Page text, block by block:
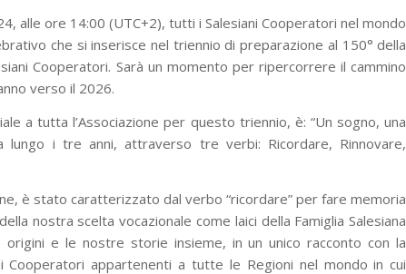
alle ore 14:00 (UTC+2), tutti i Salesiani Cooperatori nel mondo
che si inserisce nel triennio di preparazione al 150° della
Cooperatori. Sarà un momento per ripercorrere il cammino
verso il 2026.
a tutta l’Associazione per questo triennio, è: “Un sogno, una
lungo i tre anni, attraverso tre verbi: Ricordare, Rinnovare,
è stato caratterizzato dal verbo “ricordare” per fare memoria
nostra scelta vocazionale come laici della Famiglia Salesiana
origini e le nostre storie insieme, in un unico racconto con la
Cooperatori appartenenti a tutte le Regioni nel mondo in cui